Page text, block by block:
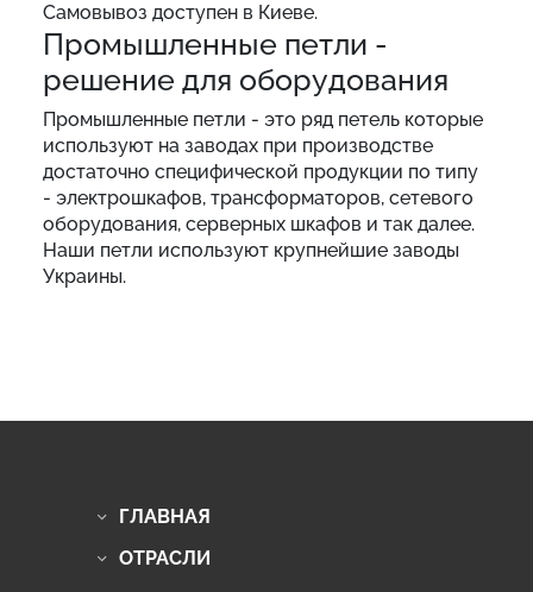
Самовывоз доступен в Киеве.
Промышленные петли -
решение для оборудования
Промышленные петли - это ряд петель которые
используют на заводах при производстве
достаточно специфической продукции по типу
- электрошкафов, трансформаторов, сетевого
оборудования, серверных шкафов и так далее.
Наши петли используют крупнейшие заводы
Украины.
ГЛАВНАЯ
ОТРАСЛИ